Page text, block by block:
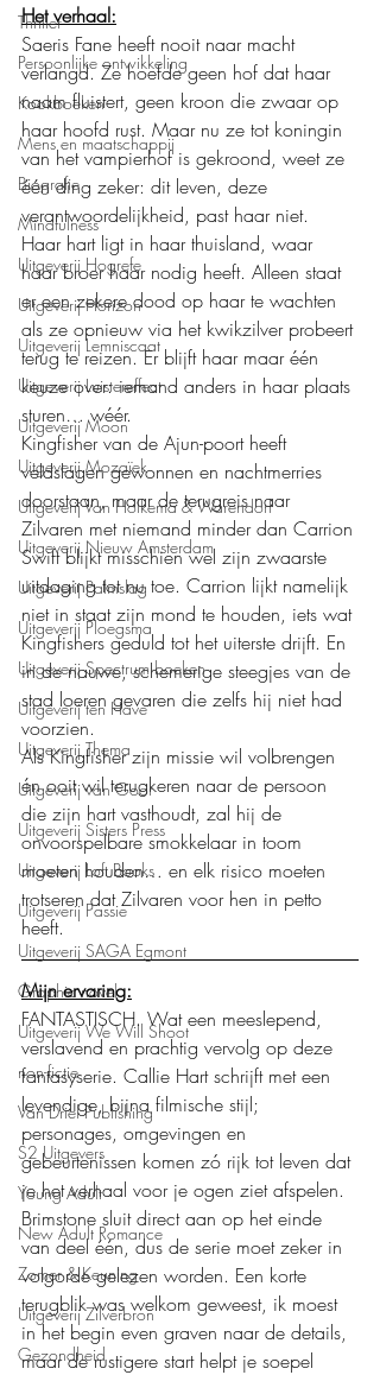
Thriller
Persoonlijke ontwikkeling
Kookboeken
Mens en maatschappij
Biografie
Mindfulness
Uitgeverij Hogrefe
Uitgeverij Horizon
Uitgeverij Lemniscaat
Uitgeverij Luistereffect
Uitgeverij Moon
Uitgeverij Mozaïek
Uitgeverij Van Holkema & Warendorf
Uitgeverij Nieuw Amsterdam
Uitgeverij Palmslag
Uitgeverij Ploegsma
Uitgeverij Spectrum boeken
Uitgeverij ten Have
Uitgeverij Thema
Uitgeverij van Goor
Uitgeverij Sisters Press
Uitgeverij Loft Books
Uitgeverij Passie
Uitgeverij SAGA Egmont
Graphic novel
Uitgeverij We Will Shoot
non-fictie
Van Driel Publishing
S2 Uitgevers
Young Adult
New Adult Romance
Zomer & Keuning
Uitgeverij Zilverbron
Gezondheid
Het verhaal:
Saeris Fane heeft nooit naar macht
verlangd. Ze hoefde geen hof dat haar
naam fluistert, geen kroon die zwaar op
haar hoofd rust. Maar nu ze tot koningin
van het vampierhof is gekroond, weet ze
één ding zeker: dit leven, deze
verantwoordelijkheid, past haar niet.
Haar hart ligt in haar thuisland, waar
haar broer haar nodig heeft. Alleen staat
er een zekere dood op haar te wachten
als ze opnieuw via het kwikzilver probeert
terug te reizen. Er blijft haar maar één
keuze over: iemand anders in haar plaats
sturen… wéér.
Kingfisher van de Ajun-poort heeft
veldslagen gewonnen en nachtmerries
doorstaan, maar de terugreis naar
Zilvaren met niemand minder dan Carrion
Swift blijkt misschien wel zijn zwaarste
uitdaging tot nu toe. Carrion lijkt namelijk
niet in staat zijn mond te houden, iets wat
Kingfishers geduld tot het uiterste drijft. En
in de nauwe, schemerige steegjes van de
stad loeren gevaren die zelfs hij niet had
voorzien.
Als Kingfisher zijn missie wil volbrengen
én ooit wil terugkeren naar de persoon
die zijn hart vasthoudt, zal hij de
onvoorspelbare smokkelaar in toom
moeten houden… en elk risico moeten
trotseren dat Zilvaren voor hen in petto
heeft.
Mijn ervaring:
FANTASTISCH. Wat een meeslepend,
verslavend en prachtig vervolg op deze
fantasyserie. Callie Hart schrijft met een
levendige, bijna filmische stijl;
personages, omgevingen en
gebeurtenissen komen zó rijk tot leven dat
je het verhaal voor je ogen ziet afspelen.
Brimstone sluit direct aan op het einde
van deel één, dus de serie moet zeker in
volgorde gelezen worden. Een korte
terugblik was welkom geweest, ik moest
in het begin even graven naar de details,
maar de rustigere start helpt je soepel